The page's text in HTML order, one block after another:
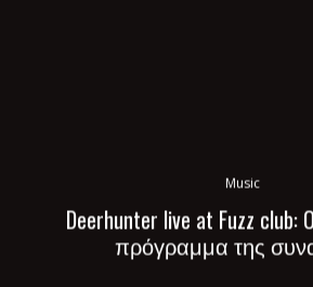
Music
Deerhunter live at Fuzz club:
πρόγραμμα της